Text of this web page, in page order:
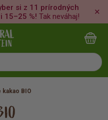
si z 11 prírodných
15–25 %! Tak neváhaj!
✕
kakao BIO